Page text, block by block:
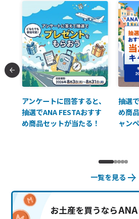
アンケートに回答すると、
抽選でANA FESTAおすす
め商品セットが当たる！
抽選
め商
ャン
一覧を見る